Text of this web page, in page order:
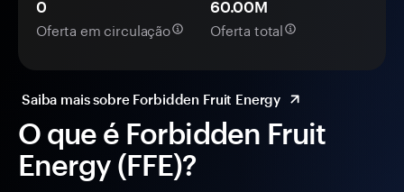
O que é Forbidden Fruit
Energy (FFE)?
0
Oferta em circulação
60.00M
Oferta total
Saiba mais sobre Forbidden Fruit Energy